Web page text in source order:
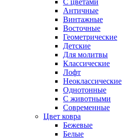
C цветами
Античные
Винтажные
Восточные
Геометрические
Детские
Для молитвы
Классические
Лофт
Неоклассические
Однотонные
С животными
Современные
Цвет ковра
Бежевые
Белые